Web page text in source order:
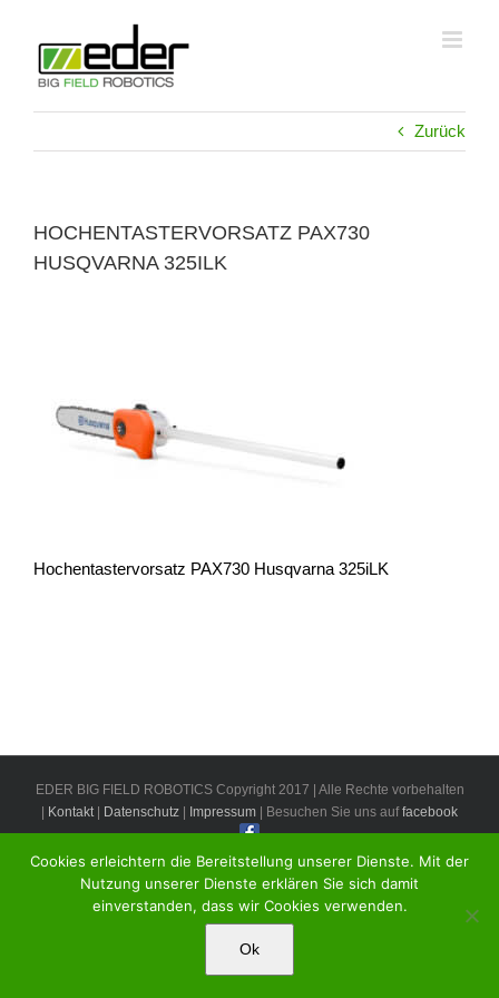
springen
Zurück
HOCHENTASTERVORSATZ PAX730
HUSQVARNA 325ILK
Hochentastervorsatz PAX730 Husqvarna 325iLK
EDER BIG FIELD ROBOTICS Copyright 2017 | Alle Rechte vorbehalten
Kontakt| Datenschutz Impressum | Besuchen Sie uns auffacebook
Cookies erleichtern die Bereitstellung unserer Dienste. Mit der
Nutzung unserer Dienste erklären Sie sich damit
einverstanden, dass wir Cookies verwenden.
Ok